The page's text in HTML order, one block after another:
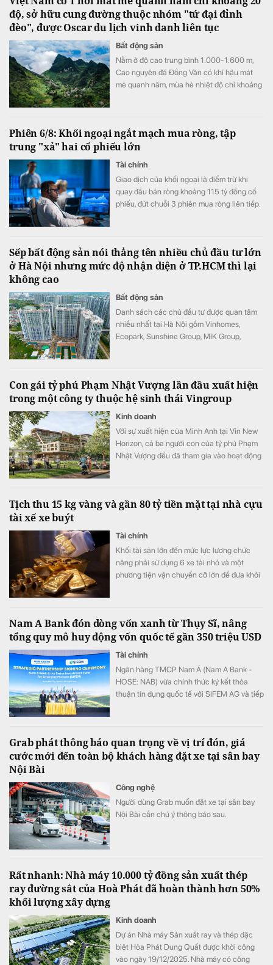
độ, sở hữu cung đường thuộc nhóm "tứ đại đỉnh
đèo", được Oscar du lịch vinh danh liên tục
Bất động sản
Nằm ở độ cao trung bình 1.000-1.600 m,
Cao nguyên đá Đồng Văn có khí hậu mát
mẻ quanh năm, mùa hè nhiệt độ chỉ khoảng
Phiên 6/8: Khối ngoại ngắt mạch mua ròng, tập
trung "xả" hai cổ phiếu lớn
Tài chính
Giao dịch của khối ngoại là điểm trừ khi
quay đầu bán ròng khoảng 115 tỷ đồng cổ
phiếu, đứt chuỗi 3 phiên mua ròng liên tiếp.
Sếp bất động sản nói thẳng tên nhiều chủ đầu tư lớn
ở Hà Nội nhưng mức độ nhận diện ở TP.HCM thì lại
không cao
Bất động sản
Danh sách các chủ đầu tư được quan tâm
nhiều nhất tại Hà Nội gồm Vinhomes,
Ecopark, Sunshine Group, MIK Group,
Con gái tỷ phú Phạm Nhật Vượng lần đầu xuất hiện
trong một công ty thuộc hệ sinh thái Vingroup
Kinh doanh
Với sự xuất hiện của Minh Anh tại Vin New
Horizon, cả ba người con của tỷ phú Phạm
Nhật Vượng đều đã tham gia vào hoạt động
Tịch thu 15 kg vàng và gần 80 tỷ tiền mặt tại nhà cựu
tài xế xe buýt
Tài chính
Khối tài sản lớn đến mức lực lượng chức
năng phải sử dụng 6 xe tải nhỏ và một
phương tiện vận chuyển cỡ lớn để đưa khỏi
Nam A Bank đón dòng vốn xanh từ Thụy Sĩ, nâng
tổng quy mô huy động vốn quốc tế gần 350 triệu USD
Tài chính
Ngân hàng TMCP Nam Á (Nam A Bank -
HOSE: NAB) vừa chính thức ký kết thỏa
thuận tín dụng quốc tế với SIFEM AG và tiếp
thu hút thành công từ đầu năm đến nay lên
gần 350 triệu USD.
Grab phát thông báo quan trọng về vị trí đón, giá
cước mới đến toàn bộ khách hàng đặt xe tại sân bay
Nội Bài
Công nghệ
Người dùng Grab muốn đặt xe tại sân bay
Nội Bài cần chú ý thông báo sau.
Rất nhanh: Nhà máy 10.000 tỷ đồng sản xuất thép
ray đường sắt của Hoà Phát đã hoàn thành hơn 50%
khối lượng xây dựng
Kinh doanh
Dự án Nhà máy Sản xuất ray và thép đặc
biệt Hòa Phát Dung Quất được khởi công
vào ngày 19/12/2025. Nhà máy có công